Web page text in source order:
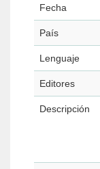
Fecha
País
Lenguaje
Editores
Descripción